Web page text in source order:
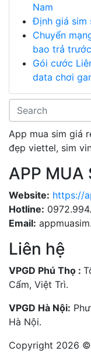
Nam
Định giá sim
Chuyển
bao trả
Gói cước
data chơi
App mua sim giá
đẹp viettel, sim
APP MUA
Website: https://
Hotline:
Email:
Liên hệ
VPGD Phú Thọ :
Cẩm, Việt Trì.
VPGD Hà Nội:
Hà Nội.
Copyright 2026